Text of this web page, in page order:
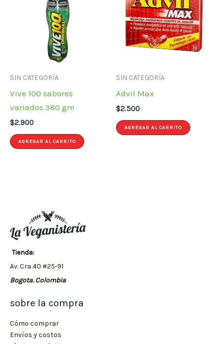
SIN CATEGORÍA
Vive 100 sabores
variados 380 gm
$2.900
AGREGAR AL CARRITO
SIN CATEGORÍA
Advil Max
$2.500
AGREGAR AL CARRITO
Tienda:
Av. Cra 40 #25-91
Bogota. Colombia
sobre la compra
Cómo comprar
Envíos y costos